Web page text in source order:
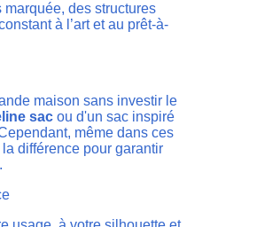
des structures
à l’art et au prêt-à-
maison sans investir le
sac ou d'un sac inspiré
même dans ces
différence pour garantir